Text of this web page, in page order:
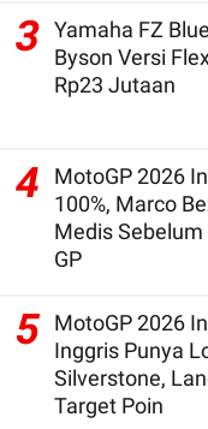
3 Yamaha FZ
Byson Versi
Rp23 Jutaan
4
MotoGP 2026
100%, Marco
Medis Sebelum
GP
5 MotoGP 2026
Inggris Punya
Silverstone,
Target Poin